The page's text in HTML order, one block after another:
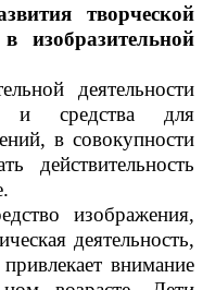
творческой
изобразительной
деятельности
и средства для
в совокупности
действительность
изображения,
деятельность,
внимание